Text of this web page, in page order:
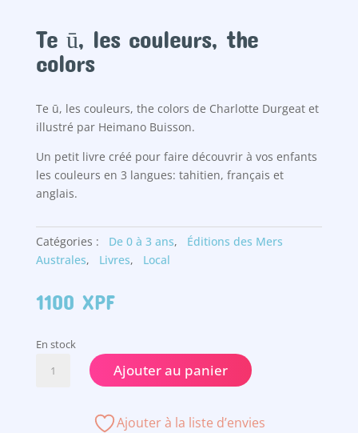
Te ū, les couleurs, the
colors
Te ū, les couleurs, the colors de Charlotte Durgeat et
illustré par Heimano Buisson.
Un petit livre créé pour faire découvrir à vos enfants
les couleurs en 3 langues: tahitien, français et
anglais.
Catégories : De 0 à 3 ans,
Éditions des Mers
Australes, Livres, Local
1100 XPF
En stock
Ajouter au panier
Ajouter à la liste d’envies